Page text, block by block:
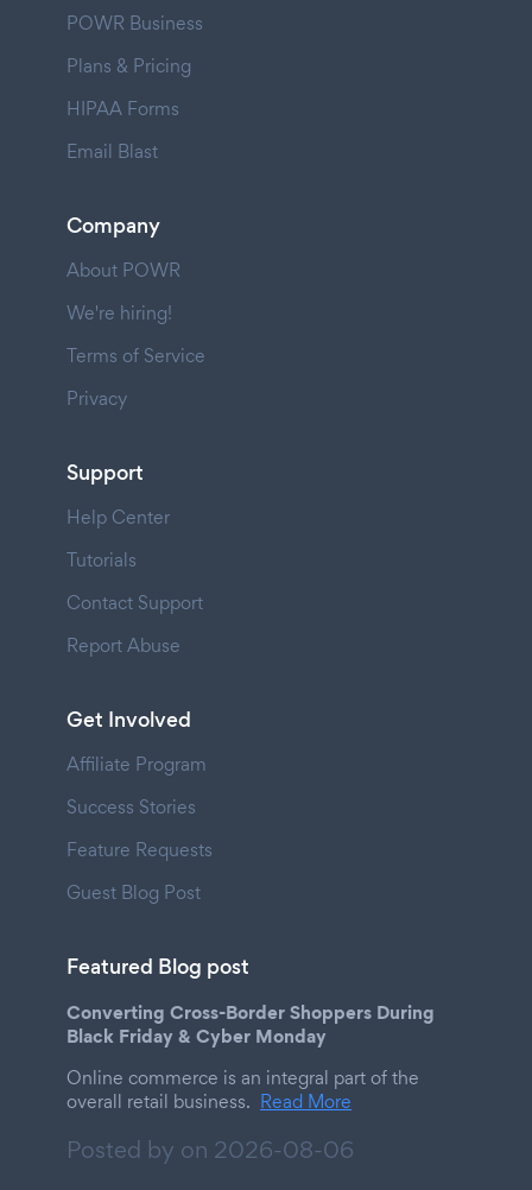
POWR Business
Plans & Pricing
HIPAA Forms
Email Blast
Company
About POWR
We're hiring!
Terms of Service
Privacy
Support
Help Center
Tutorials
Contact Support
Report Abuse
Get Involved
Affiliate Program
Success Stories
Feature Requests
Guest Blog Post
Featured Blog post
Converting Cross-Border Shoppers During
Black Friday & Cyber Monday
Online commerce is an integral part of the
overall retail business. Read More
Posted by on 2026-08-06